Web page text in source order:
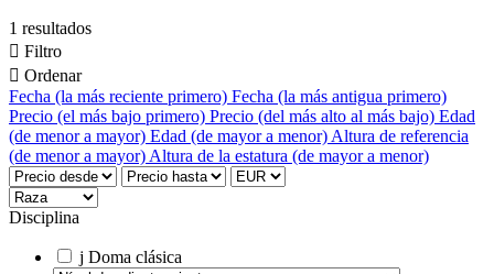
1 resultados
 Filtro
 Ordenar
Fecha (la más reciente primero) Fecha (la más antigua primero)
Precio (el más bajo primero) Precio (del más alto al más bajo) Edad
(de menor a mayor) Edad (de mayor a menor) Altura de referencia
(de menor a mayor) Altura de la estatura (de mayor a menor)
Disciplina
j Doma clásica